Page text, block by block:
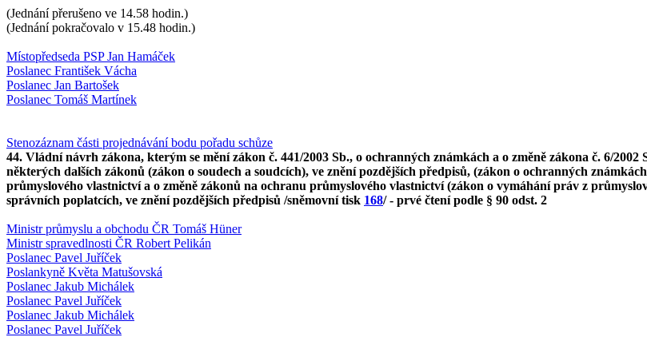
(Jednání přerušeno ve 14.58 hodin.)
(Jednání pokračovalo v 15.48 hodin.)
Místopředseda PSP Jan Hamáček
Poslanec František Vácha
Poslanec Jan Bartošek
Poslanec Tomáš Martínek
Stenozáznam části projednávání bodu pořadu schůze
44. Vládní návrh zákona, kterým se mění zákon č. 441/2003 Sb., o ochranných známkách a o změně zákona č. 6/2002
některých dalších zákonů (zákon o soudech a soudcích), ve znění pozdějších předpisů, (zákon o ochranných
průmyslového vlastnictví a o změně zákonů na ochranu průmyslového vlastnictví (zákon o vymáhání práv z
správních poplatcích, ve znění pozdějších předpisů /sněmovní tisk 168/ - prvé čtení podle § 90 odst. 2
Ministr průmyslu a obchodu ČR Tomáš Hüner
Ministr spravedlnosti ČR Robert Pelikán
Poslanec Pavel Juříček
Poslankyně Květa Matušovská
Poslanec Jakub Michálek
Poslanec Pavel Juříček
Poslanec Jakub Michálek
Poslanec Pavel Juříček